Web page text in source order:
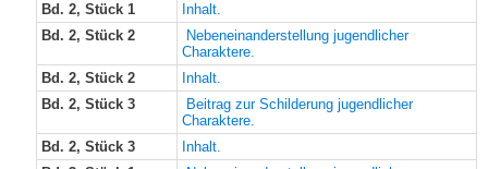
Bd. 2, Stück 1
Inhalt.
Bd. 2, Stück 2
Nebeneinanderstellung jugendlicher
Charaktere.
Bd. 2, Stück 2
Inhalt.
Bd. 2, Stück 3
Beitrag zur Schilderung jugendlicher
Charaktere.
Bd. 2, Stück 3
Inhalt.